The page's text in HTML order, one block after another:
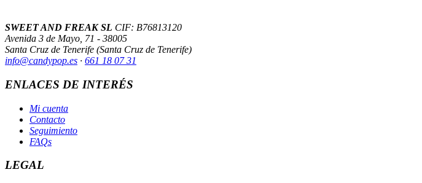
SWEET AND FREAK SL CIF: B76813120
Avenida 3 de Mayo, 71 - 38005
Santa Cruz de Tenerife (Santa Cruz de Tenerife)
info@candypop.es · 661 18 07 31
ENLACES DE INTERÉS
Mi cuenta
Contacto
Seguimiento
FAQs
LEGAL